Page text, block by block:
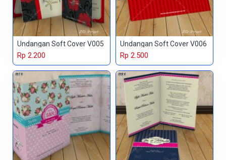
Undangan Soft Cover V005
Rp 2.200
Undangan Soft Cover V006
Rp 2.500